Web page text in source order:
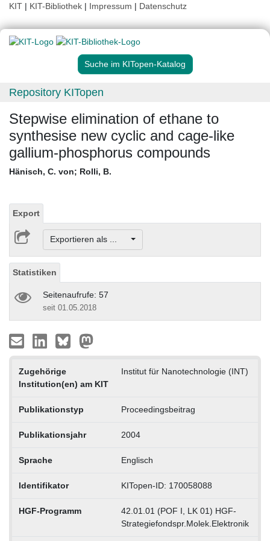
KIT | KIT-Bibliothek | Impressum | Datenschutz
Suche im KITopen-Katalog
Repository KITopen
Stepwise elimination of ethane to
synthesise new cyclic and cage-like
gallium-phosphorus compounds
Hänisch, C. von; Rolli, B.
Export
Exportieren als ...
Statistiken
Seitenaufrufe: 57
seit 01.05.2018
Zugehörige
Institution(en) am KIT
Institut für Nanotechnologie (INT)
Publikationstyp Proceedingsbeitrag
Publikationsjahr 2004
Sprache Englisch
Identifikator KITopen-ID: 170058088
HGF-Programm
42.01.01 (POF I, LK 01) HGF-
Strategiefondspr.Molek.Elektronik